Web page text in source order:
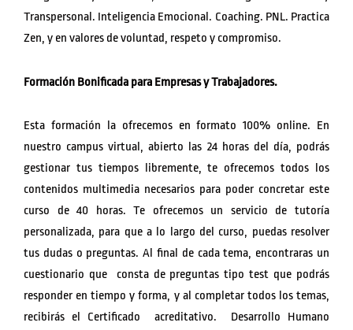
Transpersonal. Inteligencia Emocional. Coaching. PNL. Practica
Zen, y en valores de voluntad, respeto y compromiso.
Formación Bonificada para Empresas y Trabajadores.
Esta formación la ofrecemos en formato 100% online. En
nuestro campus virtual, abierto las 24 horas del día, podrás
gestionar tus tiempos libremente, te ofrecemos todos los
contenidos multimedia necesarios para poder concretar este
curso de 40 horas. Te ofrecemos un servicio de tutoría
personalizada, para que a lo largo del curso, puedas resolver
tus dudas o preguntas. Al final de cada tema, encontraras un
cuestionario que consta de preguntas tipo test que podrás
responder en tiempo y forma, y al completar todos los temas,
recibirás el Certificado acreditativo. Desarrollo Humano